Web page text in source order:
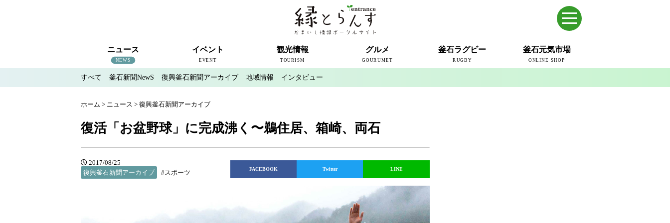
ニュース
NEWS
すべて
釜石新聞NewS
復興釜石新聞アーカイブ
地域情報
インタビュー
イベント
EVENT
釜石のイベント情報
観光情報
TOURISM
近代製鉄発祥の地
観光スポット
宿泊情報
釜石情報交流センター
魚河岸テラス
うのすまい・トモス
根浜シーサイド
SL銀河
三陸鉄道
グルメ
GOURUMET
釜石ラグビー
RUGBY
釜石元気市場
ONLINE SHOP
すべて 釜石新聞NewS 復興釜石新聞アーカイブ 地域情報 インタビュー
ホーム > ニュース > 復興釜石新聞アーカイブ
復活「お盆野球」に完成沸く〜鵜住居、箱崎、両石
2017/08/25
復興釜石新聞アーカイブ
#スポーツ FACEBOOK Twitter LINE